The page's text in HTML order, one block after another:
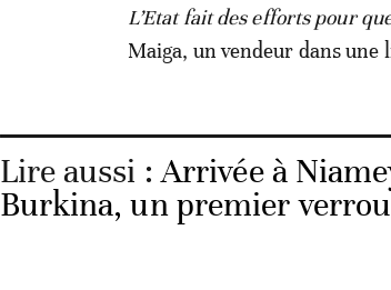
L’Etat fait des efforts pour
Maiga, un vendeur dans une
Lire aussi :Arrivée à
Burkina, un premier